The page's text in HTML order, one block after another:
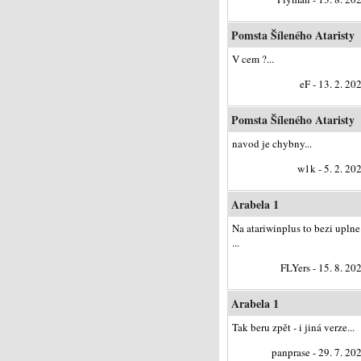
Pomsta Šíleného Ataristy
V cem ?...
eF - 13. 2.
Pomsta Šíleného Ataristy
navod je chybny...
w1k - 5. 2.
Arabela 1
Na atariwinplus to bezi uplne
...
FLYers - 15. 8.
Arabela 1
Tak beru zpět - i jiná verze...
panprase - 29. 7.